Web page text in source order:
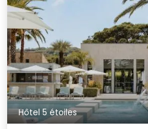
Hôtel 5 étoiles